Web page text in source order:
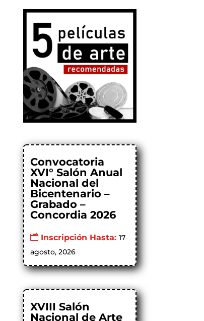
Convocatoria
XVI° Salón Anual
Nacional del
Bicentenario –
Grabado –
Concordia 2026
Inscripción Hasta:17
agosto, 2026
XVIII Salón
Nacional de Arte